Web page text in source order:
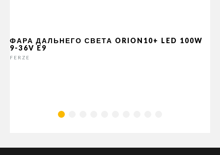
ФАРА ДАЛЬНЕГО СВЕТА ORION10+ LED 100W
9-36V E9
FERZE